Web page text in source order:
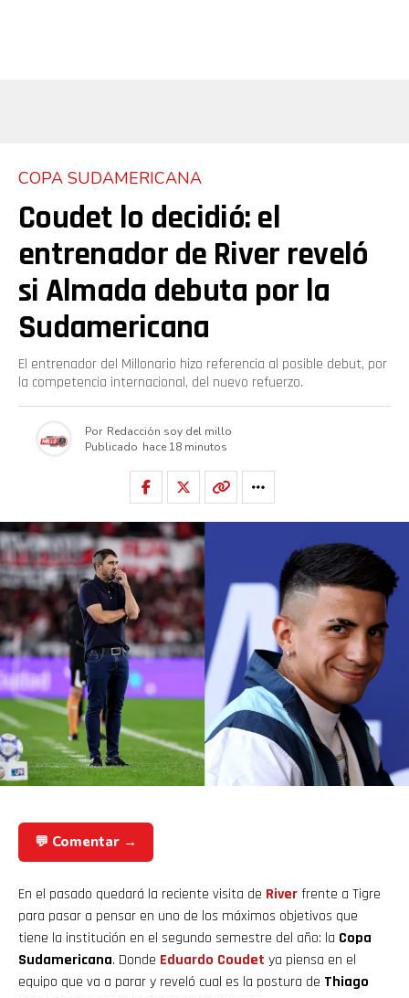
COPA SUDAMERICANA
Coudet lo decidió: el
entrenador de River reveló
si Almada debuta por la
Sudamericana
El entrenador del Millonario hizo referencia al posible debut, por
la competencia internacional, del nuevo refuerzo.
Por Redacción soy del millo
Publicado hace 18 minutos
💬 Comentar →
En el pasado quedará la reciente visita de Riverfrente a Tigre
para pasar a pensar en uno de los máximos objetivos que
tiene la institución en el segundo semestre del año: la Copa
Sudamericana. Donde Eduardo Coudet ya piensa en el
equipo que va a parar y reveló cual es la postura de Thiago